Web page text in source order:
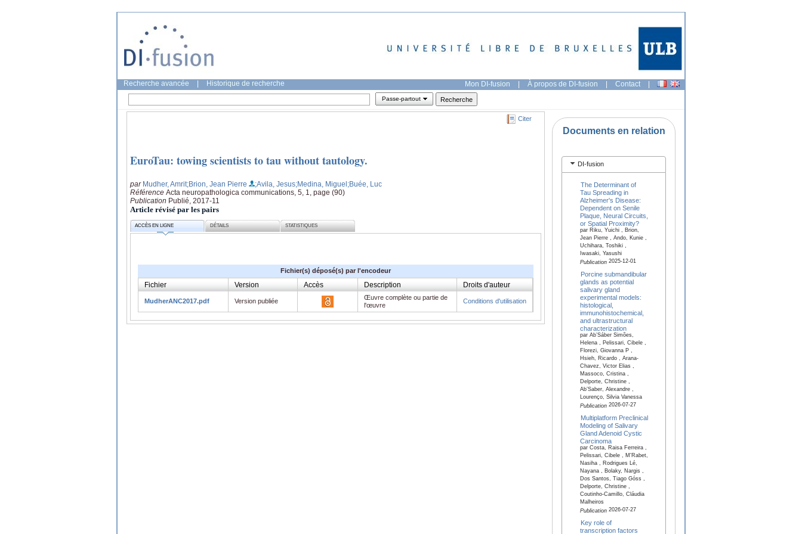
Recherche avancée Historique de recherche Mon DI-fusion | À propos de DI-fusion | Contact |
Passe-partout
Citer
EuroTau: towing scientists to tau without tautology.
par Mudher, Amrit;Brion, Jean Pierre ;Avila, Jesus;Medina, Miguel;Buée, Luc
Référence Acta neuropathologica communications, 5, 1, page (90)
Publication Publié, 2017-11
Article révisé par les pairs
ACCÈS EN LIGNE DÉTAILS STATISTIQUES
Fichier(s) déposé(s) par l'encodeur
Fichier Version Accès Description Droits d'auteur
MudherANC2017.pdf Version publiée
Œuvre complète ou partie de
l'œuvre
Conditions d'utilisation
Documents en relation
DI-fusion
The Determinant of
Tau Spreading in
Alzheimer's Disease:
Dependent on Senile
Plaque, Neural Circuits,
or Spatial Proximity?
par Riku, Yuichi , Brion,
Jean Pierre , Ando, Kunie ,
Uchihara, Toshiki ,
Iwasaki, Yasushi
Publication2025-12-01
Porcine submandibular
glands as potential
salivary gland
experimental models:
histological,
immunohistochemical,
and ultrastructural
characterization
par Ab’Sáber Simões,
Helena , Pelissari, Cibele ,
Florezi, Giovanna P ,
Hsieh, Ricardo , Arana-
Chavez, Victor Elias ,
Massoco, Cristina ,
Delporte, Christine ,
Ab’Saber, Alexandre ,
Lourenço, Silvia Vanessa
Publication2026-07-27
Multiplatform Preclinical
Modeling of Salivary
Gland Adenoid Cystic
Carcinoma
par Costa, Raisa Ferreira ,
Pelissari, Cibele , M'Rabet,
Nasiha , Rodrigues Lé,
Nayana , Bolaky, Nargis ,
Dos Santos, Tiago Góss ,
Delporte, Christine ,
Coutinho-Camillo, Cláudia
Malheiros
Publication2026-07-27
Key role of
transcription factors